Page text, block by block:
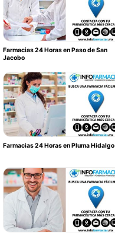
Farmacias 24 Horas en Paso de San
Jacobo
Farmacias 24 Horas en Pluma Hidalgo